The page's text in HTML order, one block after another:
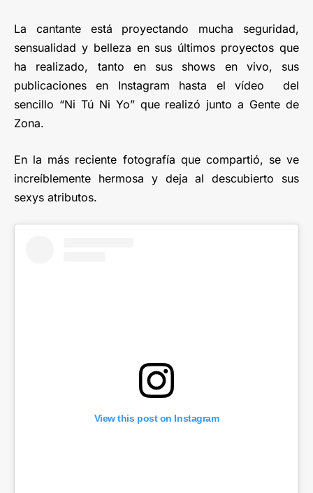
La cantante está proyectando mucha seguridad,
sensualidad y belleza en sus últimos proyectos que
ha realizado, tanto en sus shows en vivo, sus
publicaciones en Instagram hasta el vídeo del
sencillo “Ni Tú Ni Yo” que realizó junto a Gente de
Zona.
En la más reciente fotografía que compartió, se ve
increíblemente hermosa y deja al descubierto sus
sexys atributos.
View this post on Instagram